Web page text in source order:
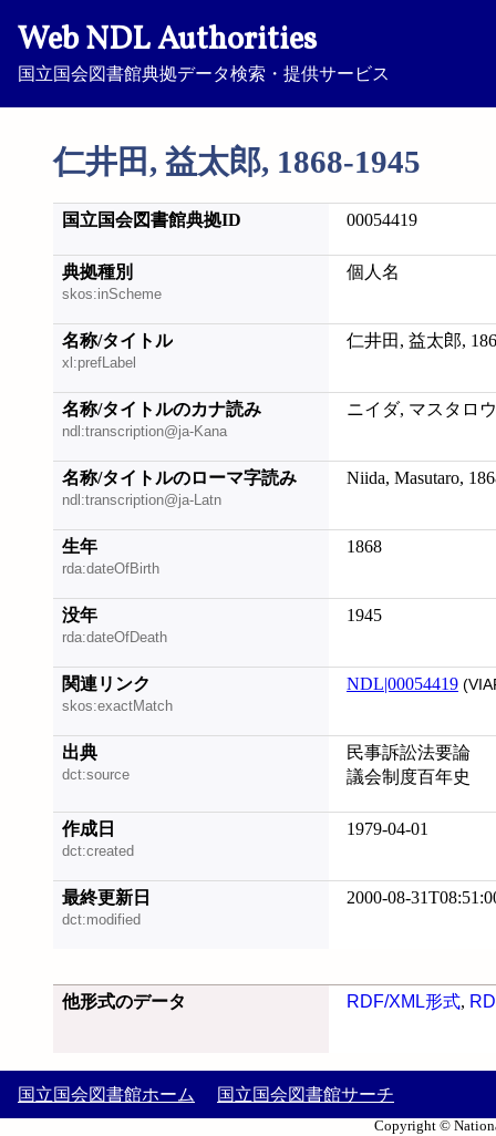
Web NDL Authorities
国立国会図書館典拠データ検索・提供サービス
仁井田, 益太郎, 1868-1945
国立国会図書館典拠ID 00054419
典拠種別
skos:inScheme
個人名
名称/タイトル
xl:prefLabel
仁井田, 益太郎,
名称/タイトルのカナ読み
ndl:transcription@ja-Kana
ニイダ, マスタロ
名称/タイトルのローマ字読み
ndl:transcription@ja-Latn
Niida, Masutaro,
生年
rda:dateOfBirth
1868
没年
rda:dateOfDeath
1945
関連リンク
skos:exactMatch
NDL|00054419
出典
dct:source
民事訴訟法要論
議会制度百年史
作成日
dct:created
1979-04-01
最終更新日
dct:modified
2000-08-
他形式のデータ RDF/XML形式,
国立国会図書館ホーム 国立国会図書館サーチ
Copyright ©